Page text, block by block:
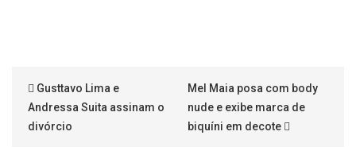
Gusttavo Lima e
Andressa Suita assinam o
divórcio
Mel Maia posa com body
nude e exibe marca de
biquíni em decote